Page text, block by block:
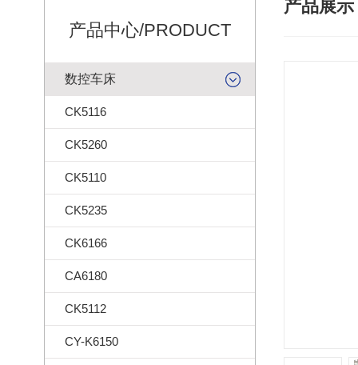
产品中心/PRODUCT
数控车床
CK5116
CK5260
CK5110
CK5235
CK6166
CA6180
CK5112
CY-K6150
产品展示